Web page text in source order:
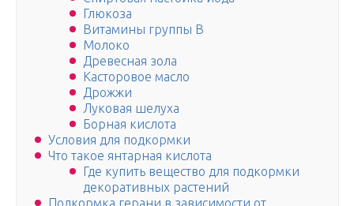
Глюкоза
Витамины группы B
Молоко
Древесная зола
Касторовое масло
Дрожжи
Луковая шелуха
Борная кислота
Условия для подкормки
Что такое янтарная кислота
Где купить вещество для подкормки
декоративных растений
Подкормка герани в зависимости от